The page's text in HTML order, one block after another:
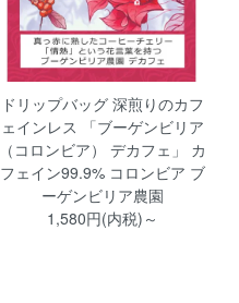
ドリップバッグ 深煎りのカフ
ェインレス 「ブーゲンビリア
（コロンビア） デカフェ」 カ
フェイン99.9% コロンビア ブ
ーゲンビリア農園
1,580円(内税)～